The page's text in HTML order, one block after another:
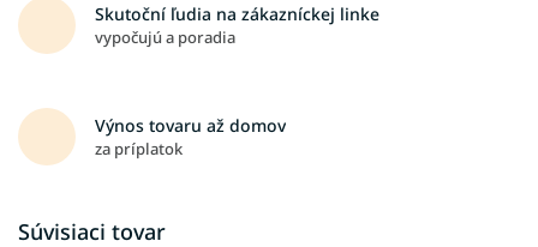
Skutoční ľudia na zákazníckej linke
vypočujú a poradia
Výnos tovaru až domov
za príplatok
Súvisiaci tovar